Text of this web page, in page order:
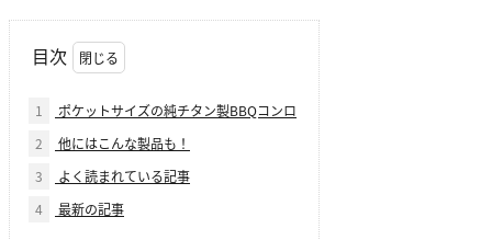
目次
1
ポケットサイズの純チタン製BBQコンロ
2
他にはこんな製品も！
3
よく読まれている記事
4
最新の記事